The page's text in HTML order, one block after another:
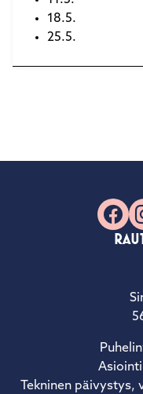
18.5.
25.5.
Tekninen